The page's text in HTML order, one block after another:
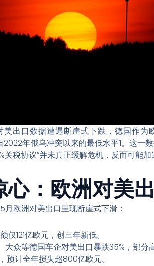
出口数据遭遇断崖式下跌，德国作
2022年俄乌冲突以来的最低水平1。这
税协议”并未真正缓解危机，反而可能
：欧洲对美
欧洲对美出口呈现断崖式下滑：
仅121亿欧元，创三年新低。
大众等德国车企对美出口暴跌35%，部分
，预计全年损失超800亿欧元。